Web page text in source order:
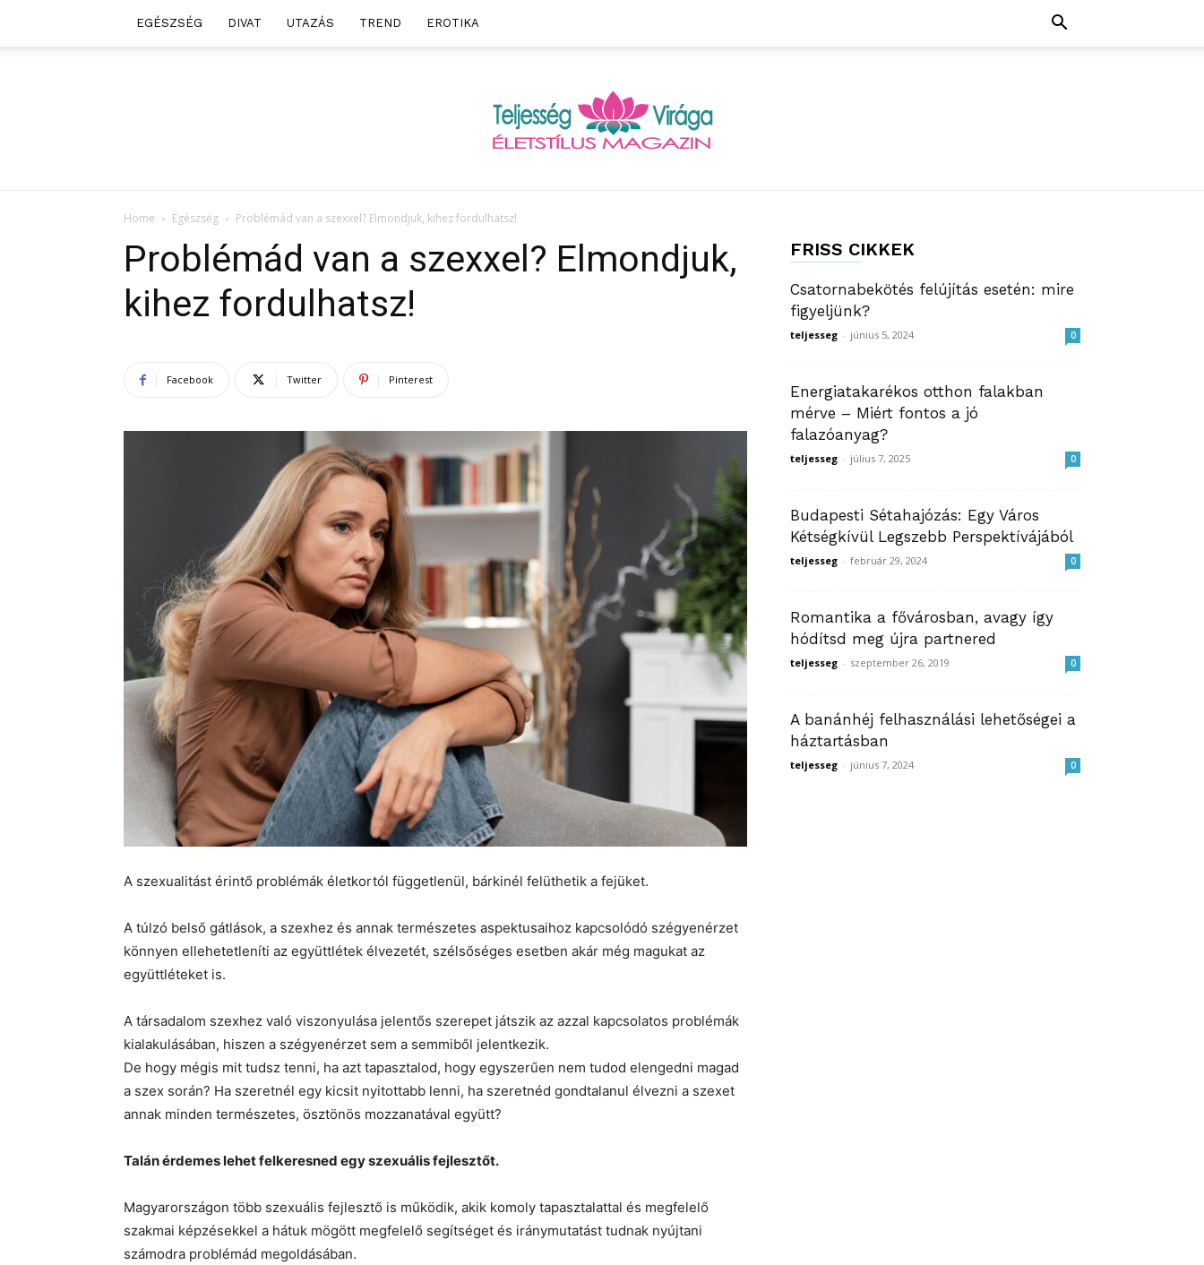
EGÉSZSÉG DIVAT UTAZÁS TREND EROTIKA
Home Egészség Problémád van a szexxel? Elmondjuk, kihez fordulhatsz!
Problémád van a szexxel? Elmondjuk,
kihez fordulhatsz!
Facebook Twitter Pinterest
A szexualitást érintő problémák életkortól függetlenül, bárkinél felüthetik a fejüket.
A túlzó belső gátlások, a szexhez és annak természetes aspektusaihoz kapcsolódó szégyenérzet
könnyen ellehetetleníti az együttlétek élvezetét, szélsőséges esetben akár még magukat az
együttléteket is.
A társadalom szexhez való viszonyulása jelentős szerepet játszik az azzal kapcsolatos problémák
kialakulásában, hiszen a szégyenérzet sem a semmiből jelentkezik.
De hogy mégis mit tudsz tenni, ha azt tapasztalod, hogy egyszerűen nem tudod elengedni magad
a szex során? Ha szeretnél egy kicsit nyitottabb lenni, ha szeretnéd gondtalanul élvezni a szexet
annak minden természetes, ösztönös mozzanatával együtt?
Talán érdemes lehet felkeresned egy szexuális fejlesztőt.
Magyarországon több szexuális fejlesztő is működik, akik komoly tapasztalattal és megfelelő
szakmai képzésekkel a hátuk mögött megfelelő segítséget és iránymutatást tudnak nyújtani
számodra problémád megoldásában.
FRISS CIKKEK
Csatornabekötés felújítás esetén: mire
figyeljünk?
teljesseg - június 5, 2024 0
Energiatakarékos otthon falakban
mérve – Miért fontos a jó
falazóanyag?
teljesseg - július 7, 2025 0
Budapesti Sétahajózás: Egy Város
Kétségkívül Legszebb Perspektívájából
teljesseg - február 29, 2024 0
Romantika a fővárosban, avagy így
hódítsd meg újra partnered
teljesseg - szeptember 26, 2019 0
A banánhéj felhasználási lehetőségei a
háztartásban
teljesseg - június 7, 2024 0